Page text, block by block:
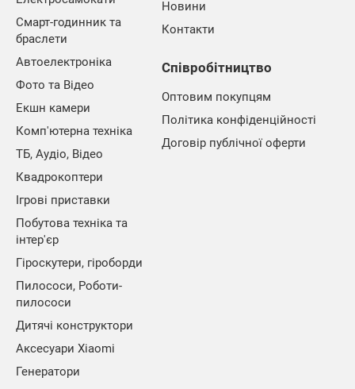
Смарт-годинник та
браслети
Автоелектроніка
Фото та Відео
Екшн камери
Комп'ютерна техніка
ТБ, Аудіо, Відео
Квадрокоптери
Ігрові приставки
Побутова техніка та
інтер'єр
Гіроскутери, гіроборди
Пилососи, Роботи-
пилососи
Дитячі конструктори
Аксесуари Xiaomi
Генератори
Новини
Контакти
Співробітництво
Оптовим покупцям
Політика конфіденційності
Договір публічної оферти